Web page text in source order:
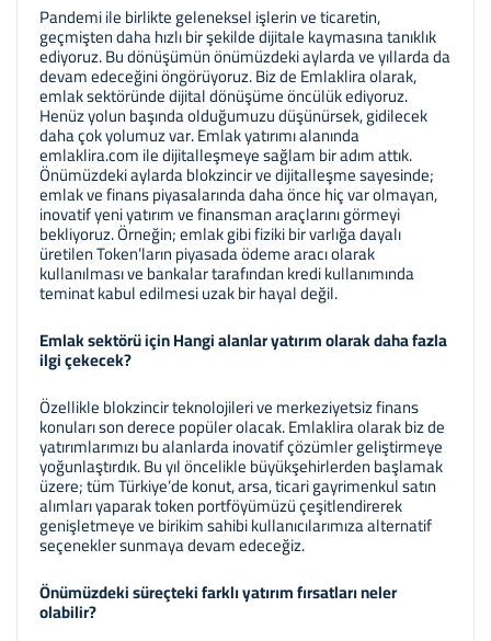
Pandemi ile birlikte geleneksel işlerin ve ticaretin,
geçmişten daha hızlı bir şekilde dijitale kaymasına tanıklık
ediyoruz. Bu dönüşümün önümüzdeki aylarda ve yıllarda da
devam edeceğini öngörüyoruz. Biz de Emlaklira olarak,
emlak sektöründe dijital dönüşüme öncülük ediyoruz.
Henüz yolun başında olduğumuzu düşünürsek, gidilecek
daha çok yolumuz var. Emlak yatırımı alanında
emlaklira.com ile dijitalleşmeye sağlam bir adım attık.
Önümüzdeki aylarda blokzincir ve dijitalleşme sayesinde;
emlak ve finans piyasalarında daha önce hiç var olmayan,
inovatif yeni yatırım ve finansman araçlarını görmeyi
bekliyoruz. Örneğin; emlak gibi fiziki bir varlığa dayalı
üretilen Token’ların piyasada ödeme aracı olarak
kullanılması ve bankalar tarafından kredi kullanımında
teminat kabul edilmesi uzak bir hayal değil.
Emlak sektörü için Hangi alanlar yatırım olarak daha fazla
ilgi çekecek?
Özellikle blokzincir teknolojileri ve merkeziyetsiz finans
konuları son derece popüler olacak. Emlaklira olarak biz de
yatırımlarımızı bu alanlarda inovatif çözümler geliştirmeye
yoğunlaştırdık. Bu yıl öncelikle büyükşehirlerden başlamak
üzere; tüm Türkiye’de konut, arsa, ticari gayrimenkul satın
alımları yaparak token portföyümüzü çeşitlendirerek
genişletmeye ve birikim sahibi kullanıcılarımıza alternatif
seçenekler sunmaya devam edeceğiz.
Önümüzdeki süreçteki farklı yatırım fırsatları neler
olabilir?